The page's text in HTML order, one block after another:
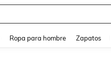
Ropa para hombre Zapatos